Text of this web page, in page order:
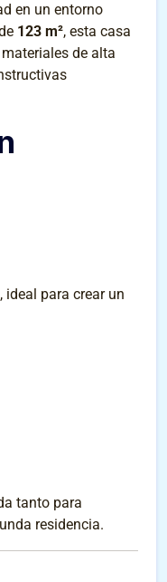
en un entorno
123 m², esta casa
de alta
, ideal para crear un
tanto para
residencia.